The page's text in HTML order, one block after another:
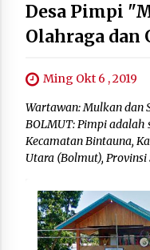
Desa Pimpi
Olahraga dan
Ming Okt 6 , 2019
Wartawan: Mulkan dan
BOLMUT: Pimpi adalah
Kecamatan Bintauna,
Utara (Bolmut), Provinsi